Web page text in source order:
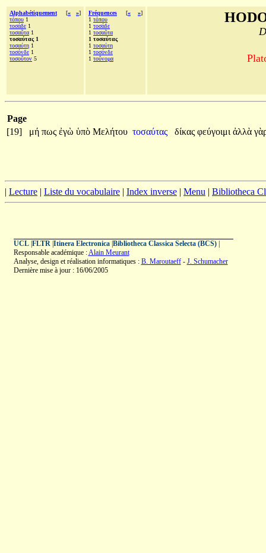
Alphabétiquement [« »]
τόπου 1
τοσάδε 1
τοσαῦτα 1
τοσαύτας 1
τοσαύτη 1
τοσόνδε 1
τοσοῦτον 5
Fréquences [« »]
1 τόπου
1 τοσάδε
1 τοσαῦτα
1 τοσαύτας
1 τοσαύτη
1 τοσόνδε
1 τοὔνομα
Page
[19]
μή πως ἐγὼ ὑπὸ Μελήτου τοσαύτας δίκας φεύγοιμι ἀλλὰ
| Lecture | Liste du vocabulaire | Index inverse | Menu | Bibliotheca
UCL| FLTR| Itinera Electronica| Bibliotheca Classica Selecta (BCS)|
Responsable académique :Alain Meurant
Analyse, design et réalisation informatiques : B. Maroutaeff- J. Schumacher
Dernière mise à jour : 16/06/2005